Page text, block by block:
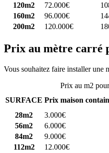
120m2
72.000€
160m2
96.000€
200m2
120.000€
Prix au mètre carré
Vous souhaitez faire installer une
Prix au m2
SURFACE Prix maison
28m2
3.000€
56m2
6.000€
84m2
9.000€
112m2
12.000€